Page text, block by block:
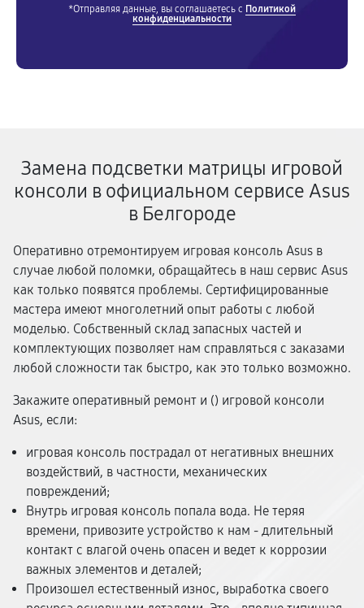
*Отправляя данные, вы соглашаетесь с Политикой
конфиденциальности
Замена подсветки матрицы игровой
консоли в официальном сервисе Asus
в Белгороде
Оперативно отремонтируем игровая консоль Asus в
случае любой поломки, обращайтесь в наш сервис Asus
как только появятся проблемы. Сертифицированные
мастера имеют многолетний опыт работы с любой
моделью. Собственный склад запасных частей и
комплектующих позволяет нам справляться с заказами
любой сложности так быстро, как это только возможно.
Закажите оперативный ремонт и () игровой консоли
Asus, если:
игровая консоль пострадал от негативных внешних
воздействий, в частности, механических
повреждений;
Внутрь игровая консоль попала вода. Не теряя
времени, привозите устройство к нам - длительный
контакт с влагой очень опасен и ведет к коррозии
важных элементов и деталей;
Произошел естественный износ, выработка своего